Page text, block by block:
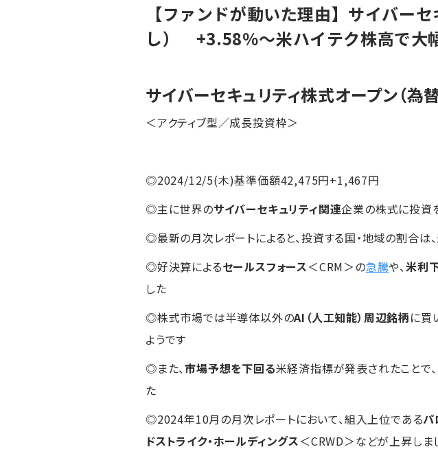
【ファンドが動いた理由】サイバー
し） +3.58％〜米ハイテク株高で大
サイバーセキュリティ株式オープン（為
＜アクティブ型／成長投資枠＞
◎2024/12/5(木)基準価額42,475円+1,467円
◎主に世界のサイバーセキュリティ関連企業の株式に投資
◎最新の月次レポートによると、投資する国・地域の割合は
◎好決算によるセールスフォース＜CRM＞の急騰や、米利
した
◎株式市場では半導体以外のAI（人工知能）周辺銘柄に買
ようです
◎また、市場予想を下回る米経済指標が発表されたことで
た
◎2024年10月の月次レポートにおいて、組入上位であるパ
ドストライク・ホールディングス＜CRWD＞などが上昇しま